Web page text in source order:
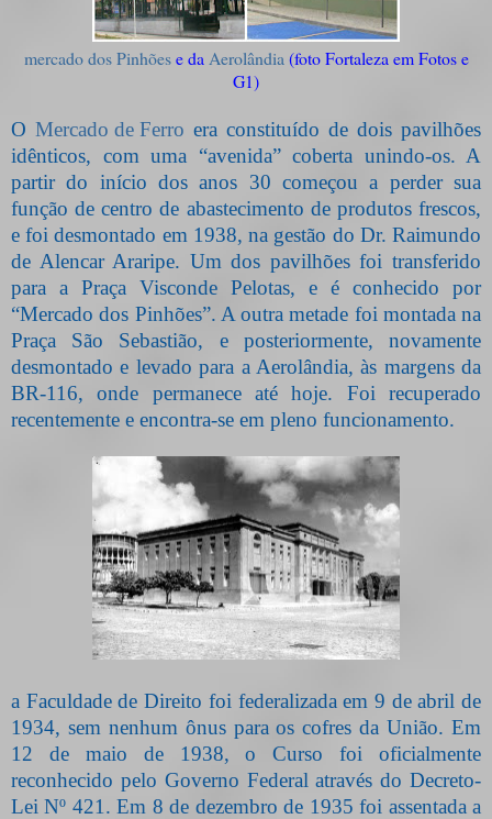
mercado dos Pinhõese da Aerolândia (foto Fortaleza em Fotos e
G1)
O Mercado de Ferro era constituído de dois pavilhões
idênticos, com uma “avenida” coberta unindo-os. A
partir do início dos anos 30 começou a perder sua
função de centro de abastecimento de produtos frescos,
e foi desmontado em 1938, na gestão do Dr. Raimundo
de Alencar Araripe. Um dos pavilhões foi transferido
para a Praça Visconde Pelotas, e é conhecido por
“Mercado dos Pinhões”. A outra metade foi montada na
Praça São Sebastião, e posteriormente, novamente
desmontado e levado para a Aerolândia, às margens da
BR-116, onde permanece até hoje. Foi recuperado
recentemente e encontra-se em pleno funcionamento.
a Faculdade de Direito foi federalizada em 9 de abril de
1934, sem nenhum ônus para os cofres da União. Em
12 de maio de 1938, o Curso foi oficialmente
reconhecido pelo Governo Federal através do Decreto-
Lei Nº 421. Em 8 de dezembro de 1935 foi assentada a